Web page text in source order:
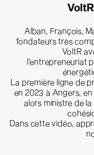
Alban, François,
fondateurs très
VoltR
l'entrepreneuriat
La première ligne de
en 2023 à Angers,
alors ministre de
Dans cette vidéo,